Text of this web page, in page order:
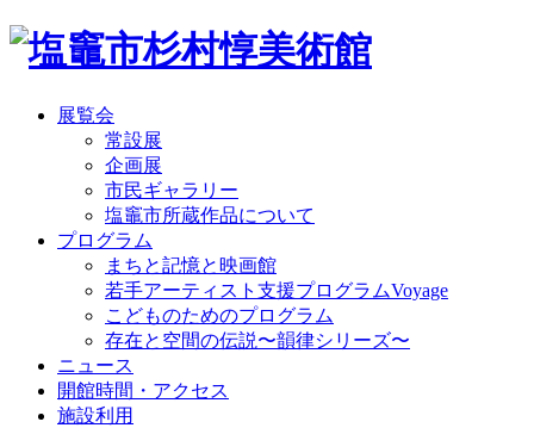
展覧会
常設展
企画展
市民ギャラリー
塩竈市所蔵作品について
プログラム
まちと記憶と映画館
若手アーティスト支援プログラムVoyage
こどものためのプログラム
存在と空間の伝説〜韻律シリーズ〜
ニュース
開館時間・アクセス
施設利用